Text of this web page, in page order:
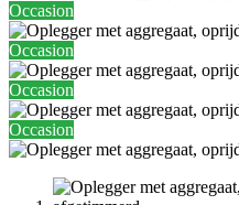
Occasion
Occasion
Occasion
Occasion